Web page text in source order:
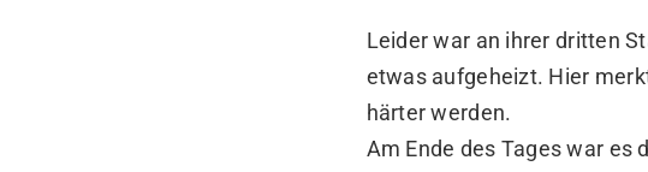
Leider war an ihrer dritten
etwas aufgeheizt. Hier
härter werden.
Am Ende des Tages war es